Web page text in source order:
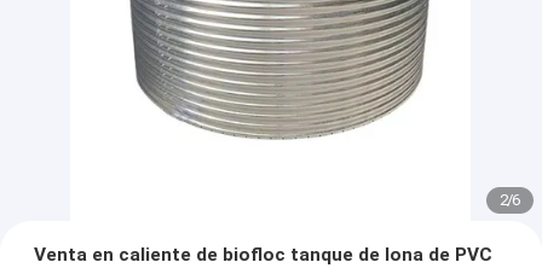
2/6
Venta en caliente de biofloc tanque de lona de PVC